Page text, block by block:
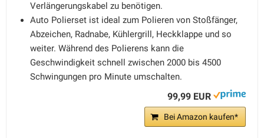
Verlängerungskabel zu benötigen.
Auto Polierset ist ideal zum Polieren von Stoßfänger,
Abzeichen, Radnabe, Kühlergrill, Heckklappe und so
weiter. Während des Polierens kann die
Geschwindigkeit schnell zwischen 2000 bis 4500
Schwingungen pro Minute umschalten.
99,99 EUR
Bei Amazon kaufen*